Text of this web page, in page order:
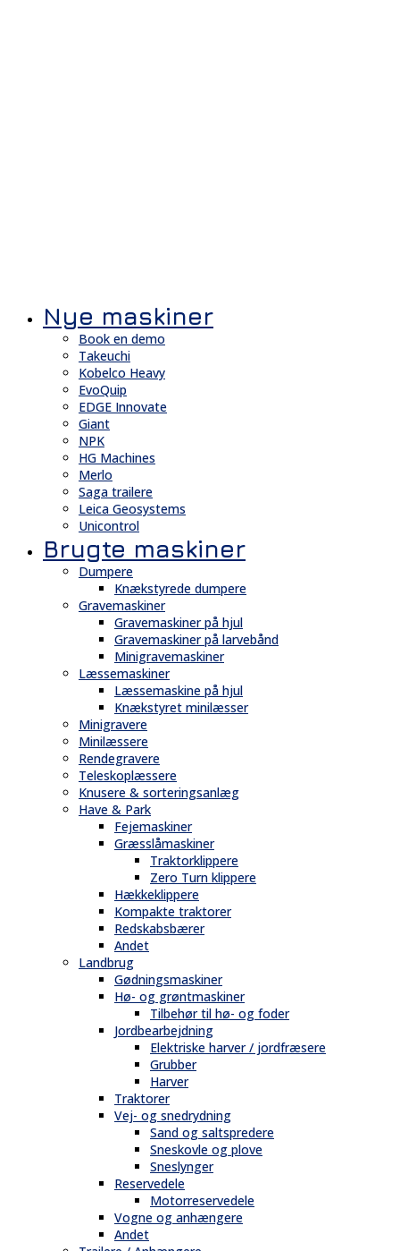
Nye maskiner
Book en demo
Takeuchi
Kobelco Heavy
EvoQuip
EDGE Innovate
Giant
NPK
HG Machines
Merlo
Saga trailere
Leica Geosystems
Unicontrol
Brugte maskiner
Dumpere
Knækstyrede dumpere
Gravemaskiner
Gravemaskiner på hjul
Gravemaskiner på larvebånd
Minigravemaskiner
Læssemaskiner
Læssemaskine på hjul
Knækstyret minilæsser
Minigravere
Minilæssere
Rendegravere
Teleskoplæssere
Knusere & sorteringsanlæg
Have & Park
Fejemaskiner
Græsslåmaskiner
Traktorklippere
Zero Turn klippere
Hækkeklippere
Kompakte traktorer
Redskabsbærer
Andet
Landbrug
Gødningsmaskiner
Hø- og grøntmaskiner
Tilbehør til hø- og foder
Jordbearbejdning
Elektriske harver / jordfræsere
Grubber
Harver
Traktorer
Vej- og snedrydning
Sand og saltspredere
Sneskovle og plove
Sneslynger
Reservedele
Motorreservedele
Vogne og anhængere
Andet